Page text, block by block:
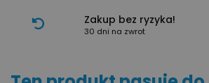
Zakup bez ryzyka!
30 dni na zwrot